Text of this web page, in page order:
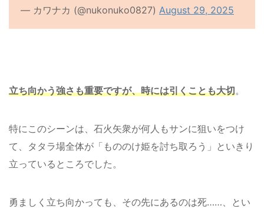
— カワナカ (@nukonuko0827) August 29, 2025
立ち向かう強さも重要ですが、時には引くことも大切。
特にこのシーンは、石火矢衆が何人もサンに狙いをつけ
て、タタラ場全体が「もののけ姫を討ち取ろう」といきり
立っているところでした。
勇ましく立ち向かっても、その先にあるのは死……、とい